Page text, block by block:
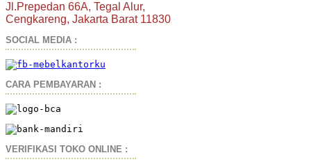
Jl.Prepedan 66A, Tegal Alur,
Cengkareng, Jakarta Barat 11830
SOCIAL MEDIA :
CARA PEMBAYARAN :
VERIFIKASI TOKO ONLINE :